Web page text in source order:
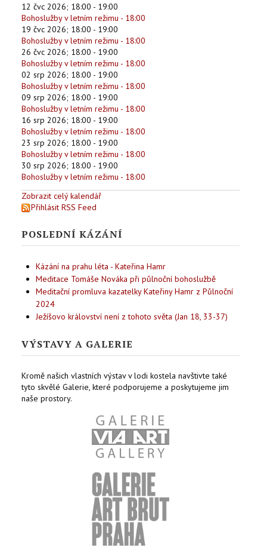
12 čvc 2026; 18:00 - 19:00
Bohoslužby v letním režimu - 18:00
19 čvc 2026; 18:00 - 19:00
Bohoslužby v letním režimu - 18:00
26 čvc 2026; 18:00 - 19:00
Bohoslužby v letním režimu - 18:00
02 srp 2026; 18:00 - 19:00
Bohoslužby v letním režimu - 18:00
09 srp 2026; 18:00 - 19:00
Bohoslužby v letním režimu - 18:00
16 srp 2026; 18:00 - 19:00
Bohoslužby v letním režimu - 18:00
23 srp 2026; 18:00 - 19:00
Bohoslužby v letním režimu - 18:00
30 srp 2026; 18:00 - 19:00
Bohoslužby v letním režimu - 18:00
Zobrazit celý kalendář
Přihlásit RSS Feed
POSLEDNÍ KÁZÁNÍ
Kázání na prahu léta - Kateřina Hamr
Meditace Tomáše Nováka při půlnoční bohoslužbě
Meditační promluva kazatelky Kateřiny Hamr z Půlnoční
2024
Ježíšovo království není z tohoto světa (Jan 18, 33-37)
VÝSTAVY A GALERIE
Kromě našich vlastních výstav v lodi kostela navštivte také
tyto skvělé Galerie, které podporujeme a poskytujeme jim
naše prostory.